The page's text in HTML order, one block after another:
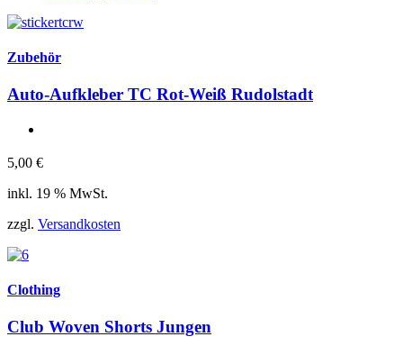
Zubehör
Auto-Aufkleber TC Rot-Weiß Rudolstadt
5,00 €
inkl. 19 % MwSt.
zzgl. Versandkosten
Clothing
Club Woven Shorts Jungen